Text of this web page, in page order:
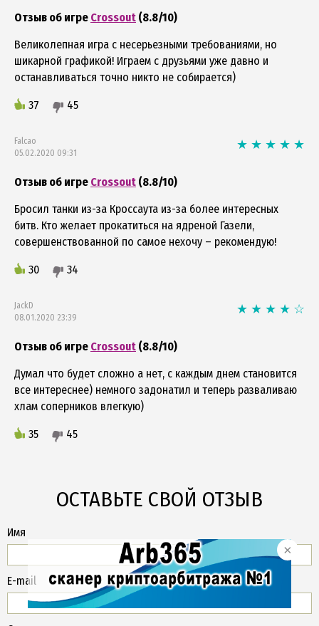
Отзыв об игре Crossout (8.8/10)
Великолепная игра с несерьезными требованиями, но
шикарной графикой! Играем с друзьями уже давно и
останавливаться точно никто не собирается)
37 45
Falcao
05.02.2020 09:31
Отзыв об игре Crossout (8.8/10)
Бросил танки из-за Кроссаута из-за более интересных
битв. Кто желает прокатиться на ядреной Газели,
совершенствованной по самое нехочу – рекомендую!
30 34
JackD
08.01.2020 23:39
Отзыв об игре Crossout (8.8/10)
Думал что будет сложно а нет, с каждым днем становится
все интереснее) немного задонатил и теперь разваливаю
хлам соперников влегкую)
35 45
ОСТАВЬТЕ СВОЙ ОТЗЫВ
Имя
E-mail